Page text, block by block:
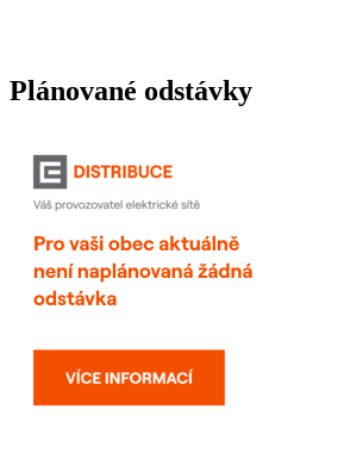
Plánované odstávky